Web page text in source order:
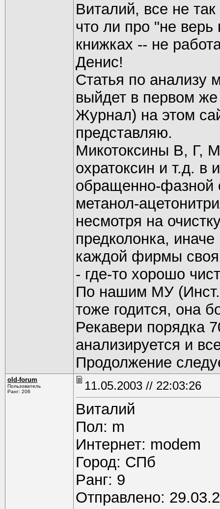
Виталий, все не
что ли про "не
книжках -- не
Денис!
Статья по анализу
выйдет в первом
Журнал) на этом
представляю.
Микотоксины В, Г,
охратоксин и т.д. в
обращенно-фазной
метанол-
несмотря на
предколонка,
каждой фирмы
- где-то хорошо
По нашим МУ (Инст.
тоже годится, она
Рекавери порядка
анализируется и
Продолжение
old-forum
Пользователь
Ранг: 206
11.05.2003 // 22:03:26
Виталий
Пол: m
Интернет: modem
Город: СПб
Pанг: 9
Отправлено: